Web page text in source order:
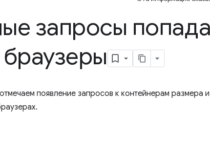
запросы
появление запросов к контейнерам размера